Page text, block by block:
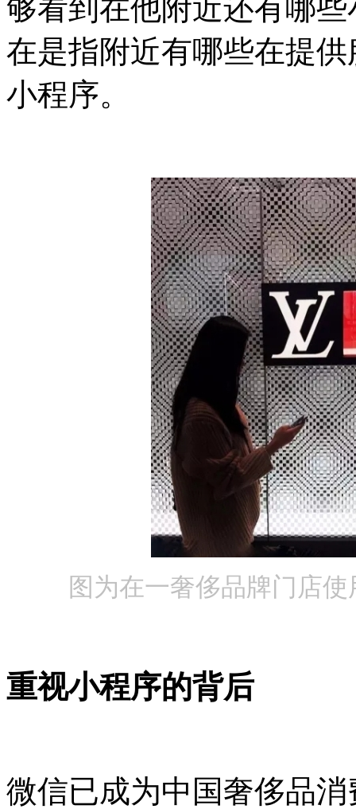
够看到在他附近还有哪
在是指附近有哪些在提
小程序。
图为在一奢侈品牌门店
重视小程序的背后
微信已成为中国奢侈品